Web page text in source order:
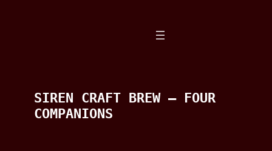
SIREN CRAFT BREW – FOUR
COMPANIONS